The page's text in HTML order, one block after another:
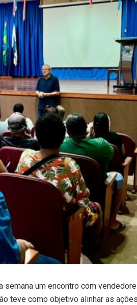
um encontro com
teve como objetivo alinhar as